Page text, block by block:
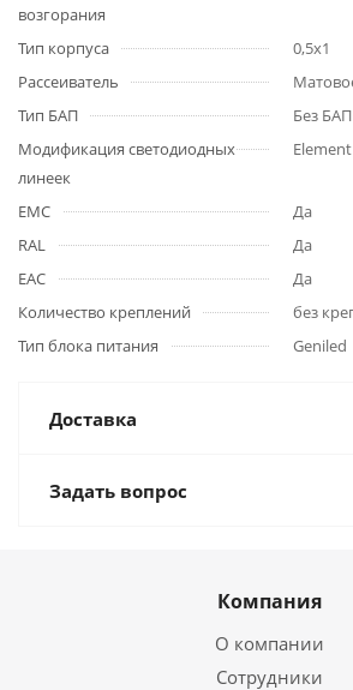
возгорания
Тип корпуса
0,5х1
Рассеиватель
Тип БАП
Без БАП
Модификация светодиодных
линеек
EMC
Да
RAL
Да
ЕАС
Да
Количество креплений
без
Тип блока питания
Geniled
Доставка
Задать вопрос
Компания
О компании
Сотрудники